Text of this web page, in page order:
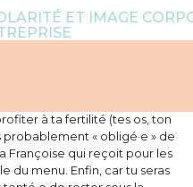
ET IMAGE
coach en 2018 et avec le
un moment
All In. D’abord, parce que
à ta fertilité (tes os, ton
probablement « obligé·e » de
Françoise qui reçoit pour les
du menu. Enfin, car tu seras